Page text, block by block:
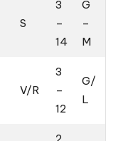
S
3
–
14
G
–
M
V/R
3
–
12
G/
L